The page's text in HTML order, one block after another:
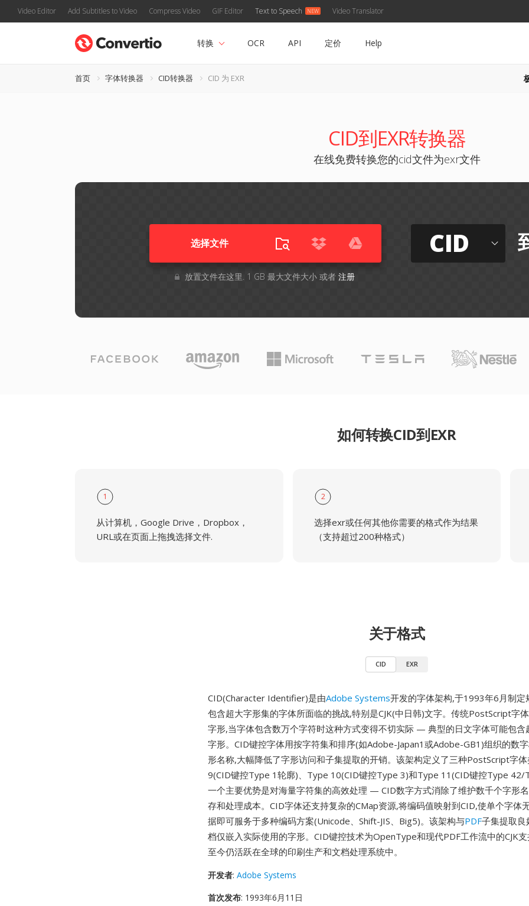
Video Editor Add Subtitles to Video Compress Video GIF Editor Text to Speech Video Translator
转换 OCR API 定价 Help
首页 字体转换器 CID转换器 CID 为 EXR
CID到EXR转换器
在线免费转换您的cid文件为exr文件
选择文件
放置文件在这里. 1 GB 最大文件大小 或者 注册
CID
如何转换CID到EXR
1
从计算机，Google Drive，Dropbox，
URL或在页面上拖拽选择文件.
2
选择exr或任何其他你需要的格式作为结果
（支持超过200种格式）
关于格式
CID EXR
CID(Character Identifier)是由Adobe Systems开发的字体架构,于1993年6月制定
包含超大字形集的字体所面临的挑战,特别是CJK(中日韩)文字。传统PostScript字
字形,当字体包含数万个字符时这种方式变得不切实际 — 典型的日文字体可能包
字形。CID键控字体用按字符集和排序(如Adobe-Japan1或Adobe-GB1)组织的数
形名称,大幅降低了字形访问和子集提取的开销。该架构定义了三种PostScript字
9(CID键控Type 1轮廓)、Type 10(CID键控Type 3)和Type 11(CID键控Type 42/
一个主要优势是对海量字符集的高效处理 — CID数字方式消除了维护数千个字形
存和处理成本。CID字体还支持复杂的CMap资源,将编码值映射到CID,使单个字体
据即可服务于多种编码方案(Unicode、Shift-JIS、Big5)。该架构与PDF子集提取良
档仅嵌入实际使用的字形。CID键控技术为OpenType和现代PDF工作流中的CJK
至今仍活跃在全球的印刷生产和文档处理系统中。
开发者: Adobe Systems
首次发布: 1993年6月11日